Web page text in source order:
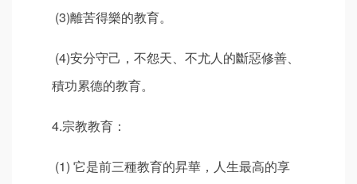
(3)離苦得樂的教育。
(4)安分守己，不怨天、不尤人的斷惡修善、
積功累德的教育。
4.宗教教育：
(1) 它是前三種教育的昇華，人生最高的享